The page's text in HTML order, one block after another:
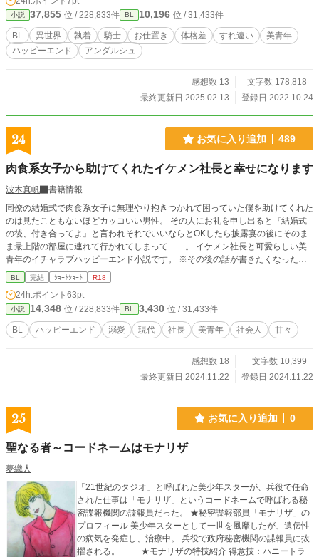
小説 37,855 位 / 228,833件 BL 10,196 位 / 31,433件
BL 異世界 執着 騎士 お仕置き 体格差 すれ違い
美青年
ハッピーエンド
アンダルシュ
感想数 13
文字数 178,818
最終更新日 2025.02.13
登録日 2022.10.24
24 お気に入り追加 489
肉食系女子から助けてくれたイケメン社長と幸せになります
波木真帆
書籍情報
同僚の結婚式で肉食系女子に無理やり抱きつかれて困っていた僕を助けてくれた
のは見たこともないほどカッコいい男性。 その人にお礼を申し出ると『結婚式
の後、付き合ってよ』と言われそれでいいならとOKしたら披露宴の後にそのま
ま最上階の部屋に連れて行かれてしまって……。 イケメン社長と可愛らしい美
青年のイチャラブハッピーエンド小説です。 ※その後の話が書きたくなったの
で独立させました。 R18には※つけます。
BL 完結 ｼｮｰﾄｼｮｰﾄ R18
24h.ポイント 63pt
小説 14,348 位 / 228,833件 BL 3,430 位 / 31,433件
BL ハッピーエンド 溺愛 現代 社長 美青年 社会人 甘々
感想数 18
文字数 10,399
最終更新日 2024.11.22
登録日 2024.11.22
25 お気に入り追加 0
聖なる者～コードネームはモナリザ
夢織人
「21世紀のタジオ」と呼ばれた美少年スターが、兵役で任命
された仕事は「モナリザ」というコードネームで呼ばれる秘
密諜報機関の諜報員だった。 ★秘密諜報部員「モナリザ」の
プロフィール 美少年スターとして一世を風靡したが、遺伝性
の病気を発症し、治療中。 兵役で政府秘密機関の諜報員に抜
擢される。 ★モナリザの特技紹介 得意技：ハニートラ